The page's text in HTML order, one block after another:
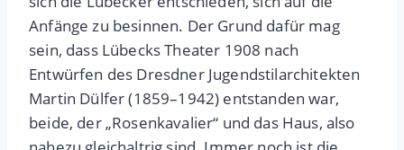
Anfänge zu besinnen. Der Grund dafür mag
sein, dass Lübecks Theater 1908 nach
Entwürfen des Dresdner Jugendstilarchitekten
Martin Dülfer (1859–1942) entstanden war,
beide, der „Rosenkavalier“ und das Haus, also